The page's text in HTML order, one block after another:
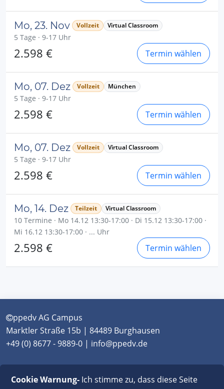
Mo, 23. Nov Vollzeit Virtual Classroom
5 Tage · 9-17 Uhr
2.598 € Termin wählen
Mo, 07. Dez Vollzeit München
5 Tage · 9-17 Uhr
2.598 € Termin wählen
Mo, 07. Dez Vollzeit Virtual Classroom
5 Tage · 9-17 Uhr
2.598 € Termin wählen
Mo, 14. Dez Teilzeit Virtual Classroom
10 Termine · Mo 14.12 13:30-17:00 · Di 15.12 13:30-17:00 ·
Mi 16.12 13:30-17:00 · ... Uhr
2.598 € Termin wählen
ppedv AG Campus
Marktler Straße 15b | 84489 Burghausen
+49 (0) 8677 - 9889-0 | info@ppedv.de
Classroom
Cookie Warnung-Ich stimme zu, dass diese Seite